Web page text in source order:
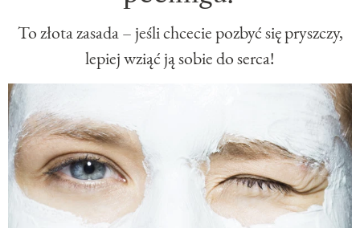
To złota zasada – jeśli chcecie pozbyć się pryszczy,
lepiej wziąć ją sobie do serca!